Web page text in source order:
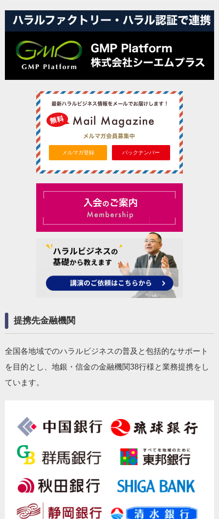
メルマガ登録 バックナンバー
提携先金融機関
全国各地域でのハラルビジネスの普及と包括的なサポート
を目的とし、地銀・信金の金融機関38行様と業務提携をし
ています。